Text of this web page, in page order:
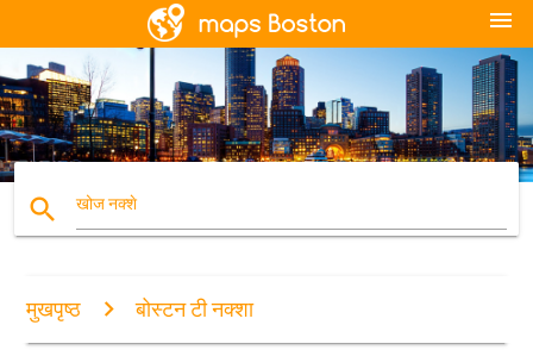
menu
search खोज नक्शे
मुखपृष्ठ बोस्टन टी नक्शा